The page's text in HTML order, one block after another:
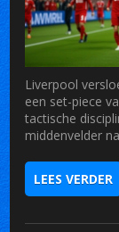
Liverpool
een set-piece
tactische
middenvelder
LEES VERDER